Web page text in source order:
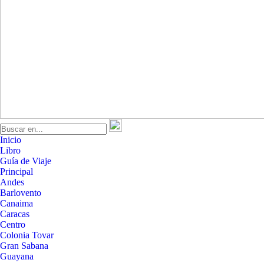
Inicio
Libro
Guía de Viaje
Principal
Andes
Barlovento
Canaima
Caracas
Centro
Colonia Tovar
Gran Sabana
Guayana